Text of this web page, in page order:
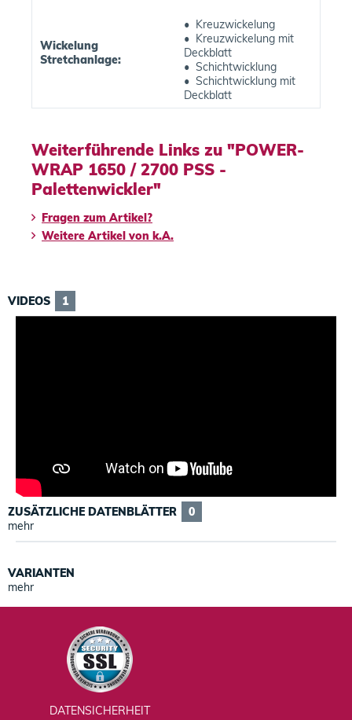
Wickelung
Stretchanlage:
• Kreuzwickelung
• Kreuzwickelung mit
Deckblatt
• Schichtwicklung
• Schichtwicklung mit
Deckblatt
Weiterführende Links zu "POWER-
WRAP 1650 / 2700 PSS -
Palettenwickler"
Fragen zum Artikel?
Weitere Artikel von k.A.
VIDEOS 1
ZUSÄTZLICHE DATENBLÄTTER
0
mehr
VARIANTEN
mehr
DATENSICHERHEIT